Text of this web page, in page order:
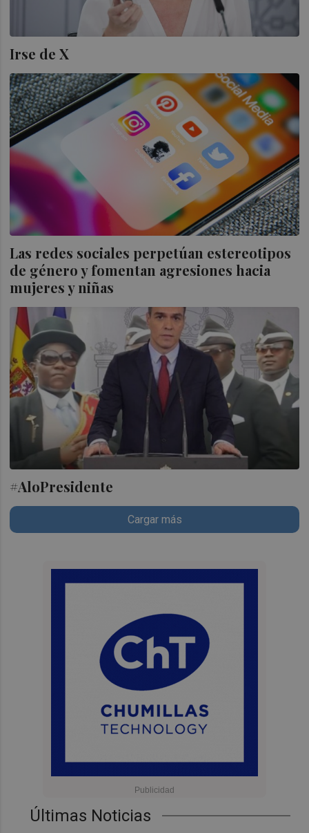
Irse de X
Las redes sociales perpetúan estereotipos
de género y fomentan agresiones hacia
mujeres y niñas
#AloPresidente
Cargar más
Últimas Noticias